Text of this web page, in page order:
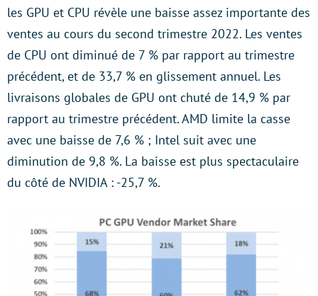
les GPU et CPU révèle une baisse assez importante des
ventes au cours du second trimestre 2022. Les ventes
de CPU ont diminué de 7 % par rapport au trimestre
précédent, et de 33,7 % en glissement annuel. Les
livraisons globales de GPU ont chuté de 14,9 % par
rapport au trimestre précédent. AMD limite la casse
avec une baisse de 7,6 % ; Intel suit avec une
diminution de 9,8 %. La baisse est plus spectaculaire
du côté de NVIDIA : -25,7 %.